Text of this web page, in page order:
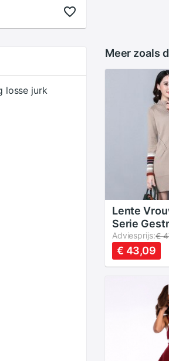
losse jurk
Meer zoals
Lente
Serie
Fitness
Gebreide
Casual
Adviesprijs:€
€ 43,09